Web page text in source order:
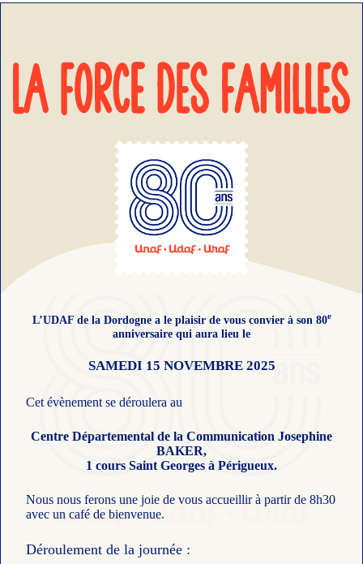
L’UDAF de la Dordogne a le plaisir de vous convier à son 80e
anniversaire qui aura lieu le
SAMEDI 15 NOVEMBRE 2025
Cet évènement se déroulera au
Centre Départemental de la Communication Josephine
BAKER,
1 cours Saint Georges à Périgueux.
Nous nous ferons une joie de vous accueillir à partir de 8h30
avec un café de bienvenue.
Déroulement de la journée :